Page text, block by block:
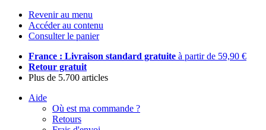
Revenir au menu
Accéder au contenu
Consulter le panier
France : Livraison standard gratuite à partir de 59,90 €
Retour gratuit
Plus de 5.700 articles
Aide
Où est ma commande ?
Retours